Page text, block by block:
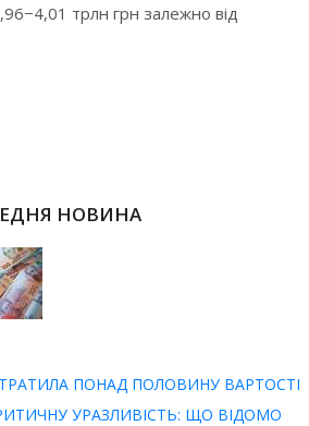
трлн грн залежно від
НОВИНА
ПОНАД ПОЛОВИНУ ВАРТОСТІ
УРАЗЛИВІСТЬ: ЩО ВІДОМО